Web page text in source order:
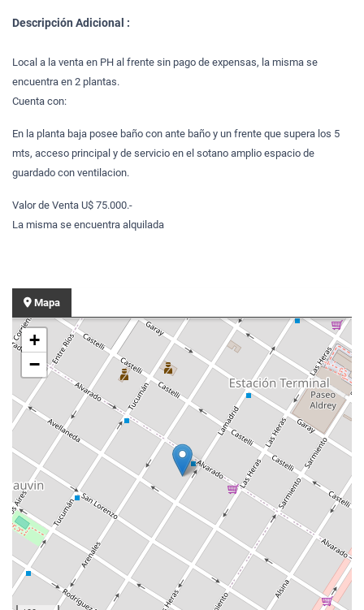
Descripción Adicional :
Local a la venta en PH al frente sin pago de expensas, la misma se
encuentra en 2 plantas.
Cuenta con:
En la planta baja posee baño con ante baño y un frente que supera los 5
mts, acceso principal y de servicio en el sotano amplio espacio de
guardado con ventilacion.
Valor de Venta U$ 75.000.-
La misma se encuentra alquilada
Mapa
+
−